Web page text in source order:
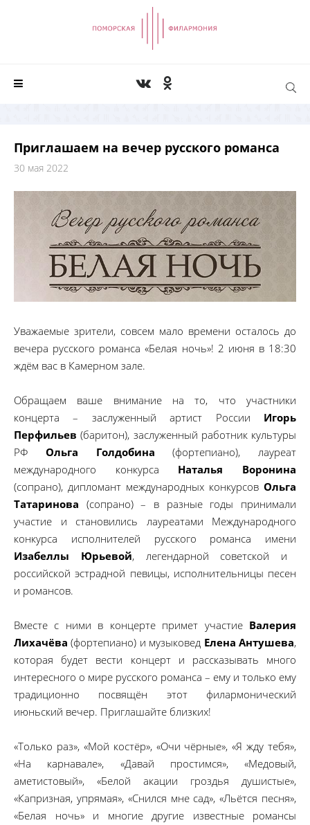
Приглашаем на вечер русского романса
30 мая 2022
Уважаемые зрители, совсем мало времени осталось до
вечера русского романса «Белая ночь»! 2 июня в 18:30
ждём вас в Камерном зале.
Обращаем ваше внимание на то, что участники
концерта – заслуженный артист России Игорь
Перфильев (баритон), заслуженный работник культуры
РФ Ольга Голдобина (фортепиано), лауреат
международного конкурса Наталья Воронина
(сопрано), дипломант международных конкурсов Ольга
Татаринова (сопрано) – в разные годы принимали
участие и становились лауреатами Международного
конкурса исполнителей русского романса имени
Изабеллы Юрьевой, легендарной советской и
российской эстрадной певицы, исполнительницы песен
и романсов.
Вместе с ними в концерте примет участие Валерия
Лихачёва (фортепиано) и музыковед Елена Антушева,
которая будет вести концерт и рассказывать много
интересного о мире русского романса – ему и только ему
традиционно посвящён этот филармонический
июньский вечер. Приглашайте близких!
«Только раз», «Мой костёр», «Очи чёрные», «Я жду тебя»,
«На карнавале», «Давай простимся», «Медовый,
аметистовый», «Белой акации гроздья душистые»,
«Капризная, упрямая», «Снился мне сад», «Льётся песня»,
«Белая ночь» и многие другие известные романсы